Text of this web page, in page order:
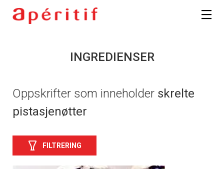
INGREDIENSER
Oppskrifter som inneholder skrelte
pistasjenøtter
FILTRERING